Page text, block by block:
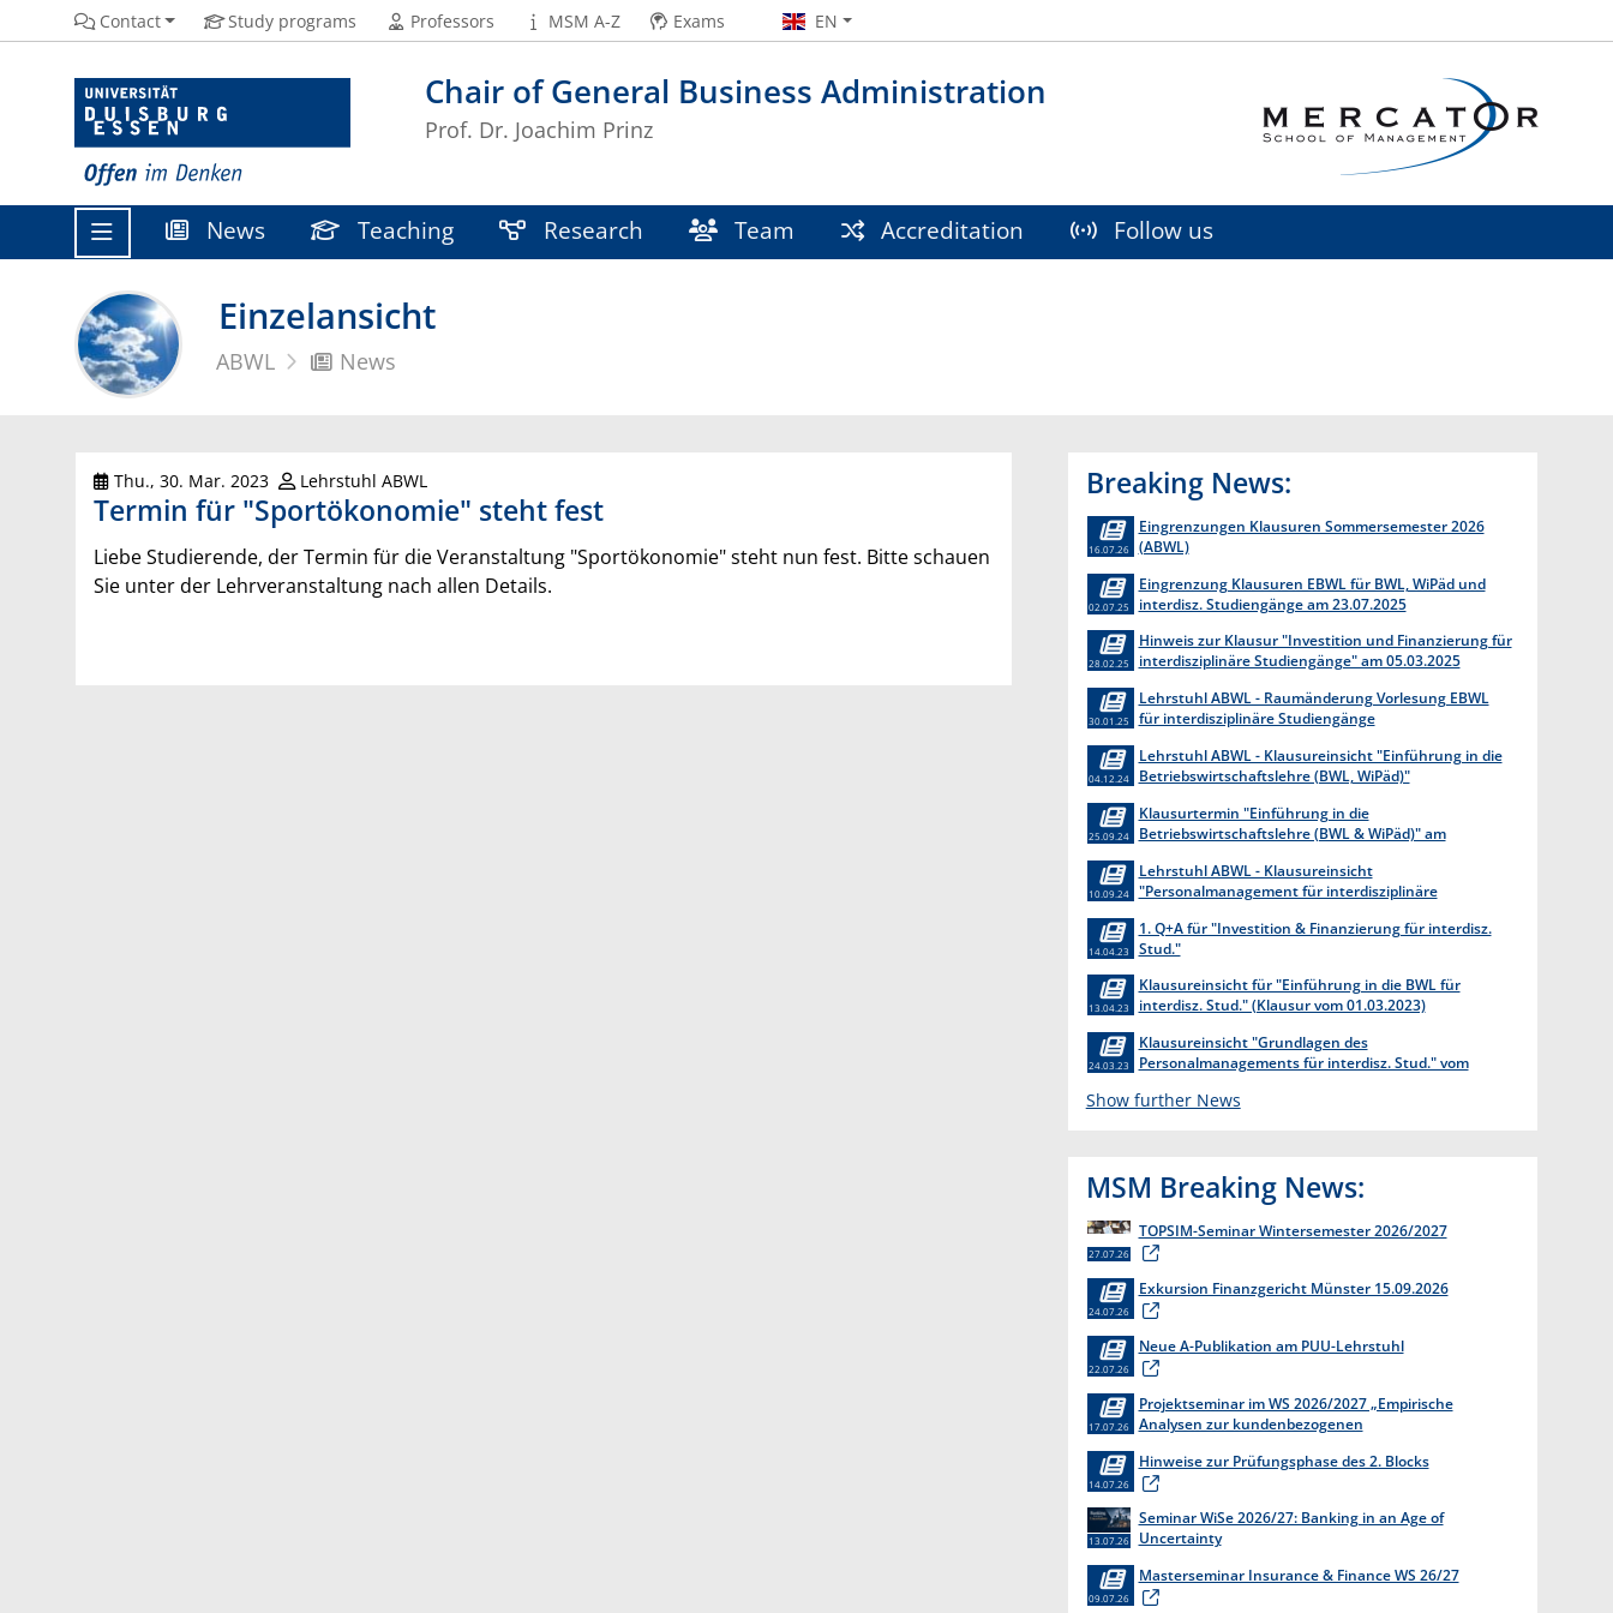
Chair of General Business Administration
Prof. Dr. Joachim Prinz
Contact Study programs Professors MSM A-Z Exams EN
News Teaching Research Team Accreditation Follow us
Einzelansicht
ABWL News
Thu., 30. Mar. 2023 Lehrstuhl ABWL
Termin für "Sportökonomie" steht fest
Liebe Studierende, der Termin für die Veranstaltung "Sportökonomie" steht nun fest. Bitte schauen
Sie unter der Lehrveranstaltung nach allen Details.
Breaking News:
Eingrenzungen Klausuren Sommersemester 2026
(ABWL)
16.07.26
Eingrenzung Klausuren EBWL für BWL, WiPäd und
interdisz. Studiengänge am 23.07.2025
02.07.25
Hinweis zur Klausur "Investition und Finanzierung für
interdisziplinäre Studiengänge" am 05.03.2025
28.02.25
Lehrstuhl ABWL - Raumänderung Vorlesung EBWL
für interdisziplinäre Studiengänge
30.01.25
Lehrstuhl ABWL - Klausureinsicht "Einführung in die
Betriebswirtschaftslehre (BWL, WiPäd)"
04.12.24
Klausurtermin "Einführung in die
Betriebswirtschaftslehre (BWL & WiPäd)" am
25.09.24
Lehrstuhl ABWL - Klausureinsicht
"Personalmanagement für interdisziplinäre
10.09.24
1. Q+A für "Investition & Finanzierung für interdisz.
Stud."
14.04.23
Klausureinsicht für "Einführung in die BWL für
interdisz. Stud." (Klausur vom 01.03.2023)
13.04.23
Klausureinsicht "Grundlagen des
Personalmanagements für interdisz. Stud." vom
24.03.23
Show further News
MSM Breaking News:
TOPSIM-Seminar Wintersemester 2026/2027
27.07.26
Exkursion Finanzgericht Münster 15.09.2026
24.07.26
Neue A-Publikation am PUU-Lehrstuhl
22.07.26
Projektseminar im WS 2026/2027 „Empirische
Analysen zur kundenbezogenen
17.07.26
Hinweise zur Prüfungsphase des 2. Blocks
14.07.26
Seminar WiSe 2026/27: Banking in an Age of
Uncertainty
13.07.26
Masterseminar Insurance & Finance WS 26/27
09.07.26